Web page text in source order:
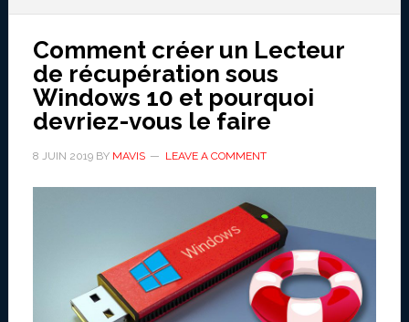
Comment créer un Lecteur
de récupération sous
Windows 10 et pourquoi
devriez-vous le faire
8 JUIN 2019BY MAVIS LEAVE A COMMENT